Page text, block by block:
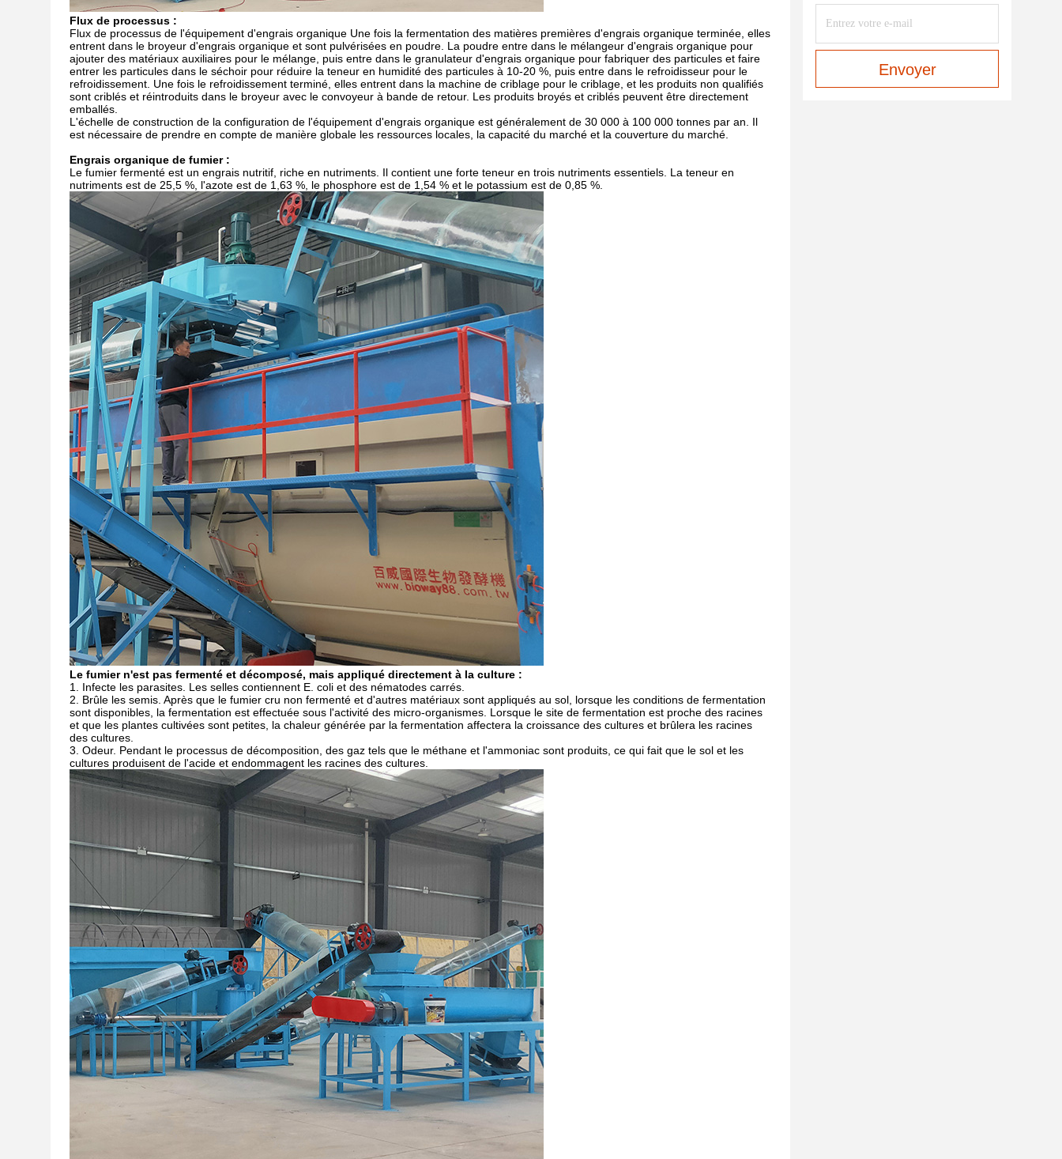
Flux de processus :
Flux de processus de l'équipement d'engrais organique Une fois la fermentation des matières premières d'engrais organique terminée, elles
entrent dans le broyeur d'engrais organique et sont pulvérisées en poudre. La poudre entre dans le mélangeur d'engrais organique pour
ajouter des matériaux auxiliaires pour le mélange, puis entre dans le granulateur d'engrais organique pour fabriquer des particules et faire
entrer les particules dans le séchoir pour réduire la teneur en humidité des particules à 10-20 %, puis entre dans le refroidisseur pour le
refroidissement. Une fois le refroidissement terminé, elles entrent dans la machine de criblage pour le criblage, et les produits non qualifiés
sont criblés et réintroduits dans le broyeur avec le convoyeur à bande de retour. Les produits broyés et criblés peuvent être directement
emballés.
L'échelle de construction de la configuration de l'équipement d'engrais organique est généralement de 30 000 à 100 000 tonnes par an. Il
est nécessaire de prendre en compte de manière globale les ressources locales, la capacité du marché et la couverture du marché.
Engrais organique de fumier :
Le fumier fermenté est un engrais nutritif, riche en nutriments. Il contient une forte teneur en trois nutriments essentiels. La teneur en
nutriments est de 25,5 %, l'azote est de 1,63 %, le phosphore est de 1,54 % et le potassium est de 0,85 %.
Le fumier n'est pas fermenté et décomposé, mais appliqué directement à la culture :
1. Infecte les parasites. Les selles contiennent E. coli et des nématodes carrés.
2. Brûle les semis. Après que le fumier cru non fermenté et d'autres matériaux sont appliqués au sol, lorsque les conditions de fermentation
sont disponibles, la fermentation est effectuée sous l'activité des micro-organismes. Lorsque le site de fermentation est proche des racines
et que les plantes cultivées sont petites, la chaleur générée par la fermentation affectera la croissance des cultures et brûlera les racines
des cultures.
3. Odeur. Pendant le processus de décomposition, des gaz tels que le méthane et l'ammoniac sont produits, ce qui fait que le sol et les
cultures produisent de l'acide et endommagent les racines des cultures.
Envoyer